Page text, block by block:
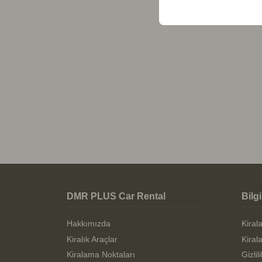
DMR PLUS Car Rental
Hakkımızda
Kiralık Araçlar
Kiralama Noktaları